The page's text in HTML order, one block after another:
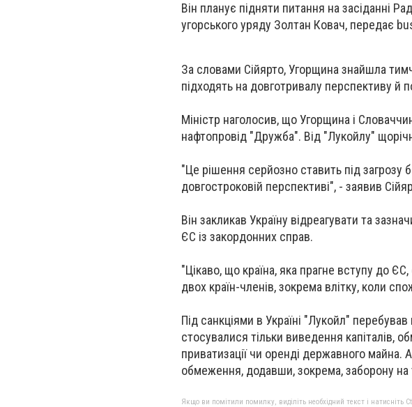
Він планує підняти питання на засіданні
угорського уряду Золтан Ковач, передає
За словами Сійярто, Угорщина знайшла
підходять на довготривалу перспективу й
Міністр наголосив, що Угорщина і
нафтопровід "Дружба". Від "Лукойлу"
"Це рішення серйозно ставить під загрозу
довгостроковій перспективі", - заявив
Він закликав Україну відреагувати та
ЄС із закордонних справ.
"Цікаво, що країна, яка прагне вступу до
двох країн-членів, зокрема влітку, коли
Під санкціями в Україні "Лукойл"
стосувалися тільки виведення капіталів,
приватизації чи оренді державного
обмеження, додавши, зокрема, заборону на
Якщо ви помітили помилку, виділіть необхідний текст і натисніть